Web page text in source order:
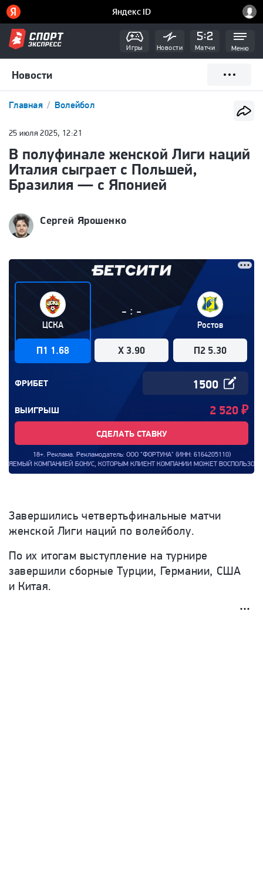
Игры Новости Матчи Меню
Новости
Главная Волейбол
25 июля 2025, 12:21
В полуфинале женской Лиги наций
Италия сыграет с Польшей,
Бразилия — с Японией
Сергей Ярошенко
ЦСКА
П1 1.68
- : -
X 3.90
Ростов
П2 5.30
ФРИБЕТ
ВЫИГРЫШ 2 520 ₽
СДЕЛАТЬ СТАВКУ
18+. Реклама. Рекламодатель: ООО "ФОРТУНА" (ИНН: 6164205110)
КОМПАНИЕЙ БОНУС, КОТОРЫМ КЛИЕНТ КОМПАНИИ МОЖЕТ ВОСПОЛЬЗОВАТЬСЯ
Завершились четвертьфинальные матчи
женской Лиги наций по волейболу.
По их итогам выступление на турнире
завершили сборные Турции, Германии, США
и Китая.